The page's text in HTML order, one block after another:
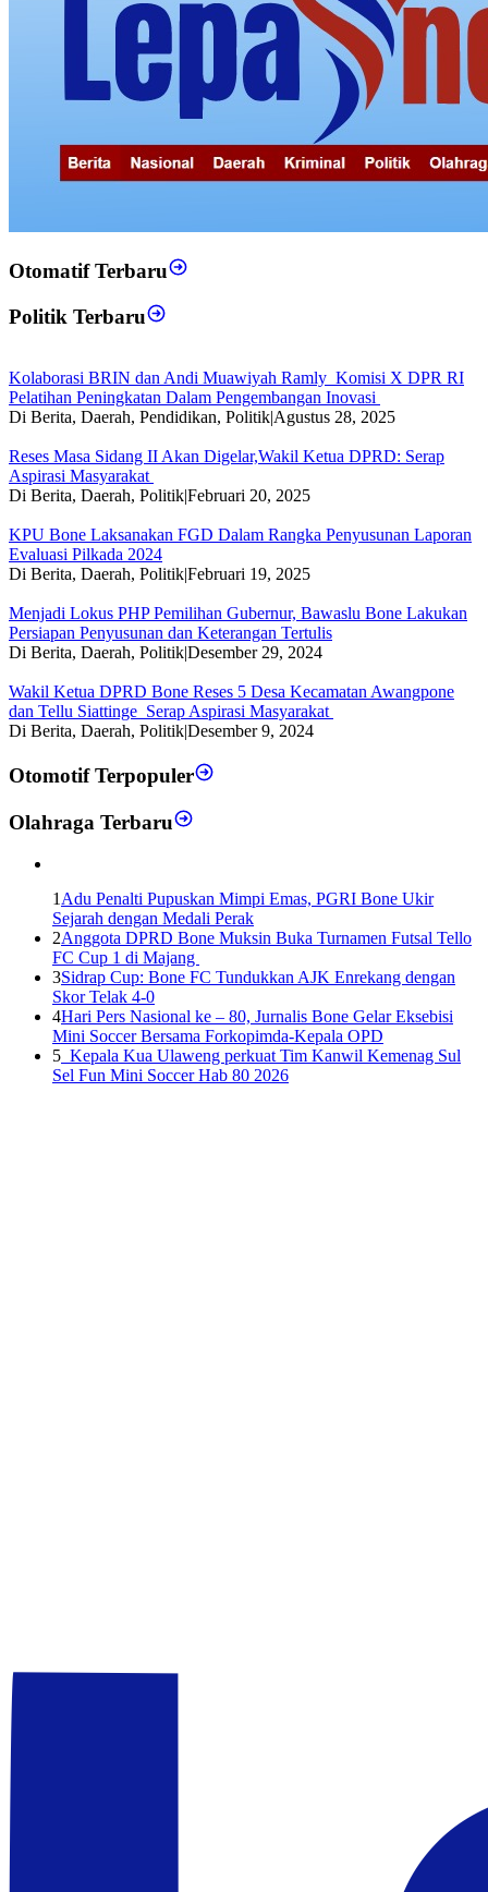
Otomatif Terbaru
Politik Terbaru
Kolaborasi BRIN dan Andi Muawiyah Ramly Komisi X DPR RI
Pelatihan Peningkatan Dalam Pengembangan Inovasi
Di Berita, Daerah, Pendidikan, Politik|Agustus 28, 2025
Reses Masa Sidang II Akan Digelar,Wakil Ketua DPRD: Serap
Aspirasi Masyarakat
Di Berita, Daerah, Politik|Februari 20, 2025
KPU Bone Laksanakan FGD Dalam Rangka Penyusunan Laporan
Evaluasi Pilkada 2024
Di Berita, Daerah, Politik|Februari 19, 2025
Menjadi Lokus PHP Pemilihan Gubernur, Bawaslu Bone Lakukan
Persiapan Penyusunan dan Keterangan Tertulis
Di Berita, Daerah, Politik|Desember 29, 2024
Wakil Ketua DPRD Bone Reses 5 Desa Kecamatan Awangpone
dan Tellu Siattinge Serap Aspirasi Masyarakat
Di Berita, Daerah, Politik|Desember 9, 2024
Otomotif Terpopuler
Olahraga Terbaru
1 Adu Penalti Pupuskan Mimpi Emas, PGRI Bone Ukir
Sejarah dengan Medali Perak
2Anggota DPRD Bone Muksin Buka Turnamen Futsal Tello
FC Cup 1 di Majang
3Sidrap Cup: Bone FC Tundukkan AJK Enrekang dengan
Skor Telak 4-0
4Hari Pers Nasional ke – 80, Jurnalis Bone Gelar Eksebisi
Mini Soccer Bersama Forkopimda-Kepala OPD
5 Kepala Kua Ulaweng perkuat Tim Kanwil Kemenag Sul
Sel Fun Mini Soccer Hab 80 2026